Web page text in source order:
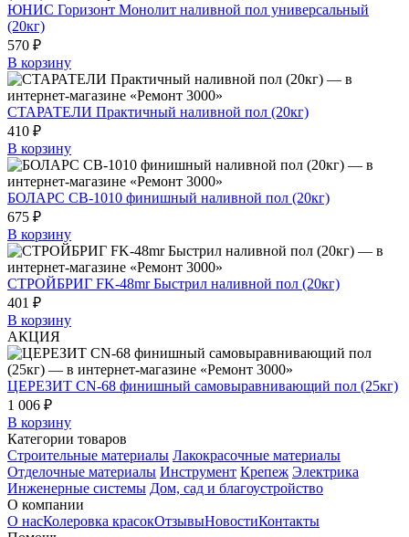
ЮНИС Горизонт Монолит наливной пол универсальный
(20кг)
570 ₽
В корзину
СТАРАТЕЛИ Практичный наливной пол (20кг)
410 ₽
В корзину
БОЛАРС СВ-1010 финишный наливной пол (20кг)
675 ₽
В корзину
СТРОЙБРИГ FK-48mr Быстрил наливной пол (20кг)
401 ₽
В корзину
АКЦИЯ
ЦЕРЕЗИТ CN-68 финишный самовыравнивающий пол (25кг)
1 006 ₽
В корзину
Категории товаров
Строительные материалы Лакокрасочные материалы
Отделочные материалы Инструмент Крепеж Электрика
Инженерные системы Дом, сад и благоустройство
О компании
О насКолеровка красокОтзывыНовостиКонтакты